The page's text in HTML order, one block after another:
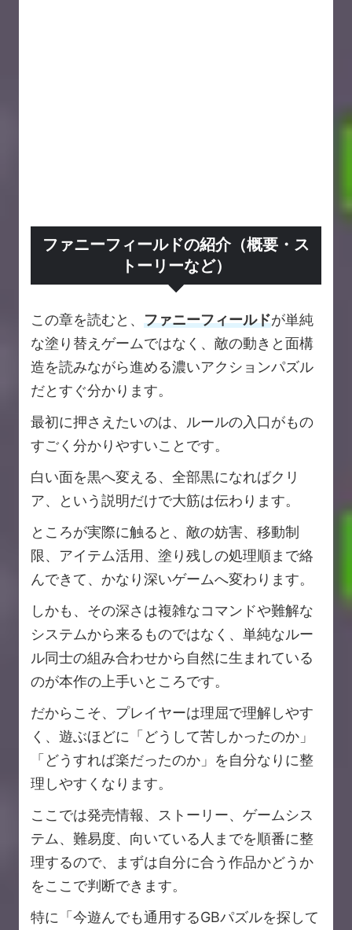
ファニーフィールドの紹介（概要・ス
トーリーなど）
この章を読むと、 ファニーフィールドが単純
な塗り替えゲームではなく、敵の動きと面構
造を読みながら進める濃いアクションパズル
だとすぐ分かります。
最初に押さえたいのは、ルールの入口がもの
すごく分かりやすいことです。
白い面を黒へ変える、全部黒になればクリ
ア、という説明だけで大筋は伝わります。
ところが実際に触ると、敵の妨害、移動制
限、アイテム活用、塗り残しの処理順まで絡
んできて、かなり深いゲームへ変わります。
しかも、その深さは複雑なコマンドや難解な
システムから来るものではなく、単純なルー
ル同士の組み合わせから自然に生まれている
のが本作の上手いところです。
だからこそ、プレイヤーは理屈で理解しやす
く、遊ぶほどに「どうして苦しかったのか」
「どうすれば楽だったのか」を自分なりに整
理しやすくなります。
ここでは発売情報、ストーリー、ゲームシス
テム、難易度、向いている人までを順番に整
理するので、まずは自分に合う作品かどうか
をここで判断できます。
特に「今遊んでも通用するGBパズルを探して